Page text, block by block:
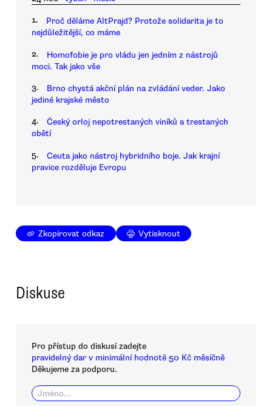
1.
Proč děláme AltPrajd? Protože solidarita je to
nejdůležitější, co máme
2.
Homofobie je pro vládu jen jedním z nástrojů
moci. Tak jako vše
3.
Brno chystá akční plán na zvládání veder. Jako
jediné krajské město
4.
Český orloj nepotrestaných viníků a trestaných
obětí
5.
Ceuta jako nástroj hybridního boje. Jak krajní
pravice rozděluje Evropu
Zkopírovat odkaz Vytisknout
Diskuse
Pro přístup do diskusí zadejte
pravidelný dar v minimální hodnotě 50 Kč měsíčně
Děkujeme za podporu.